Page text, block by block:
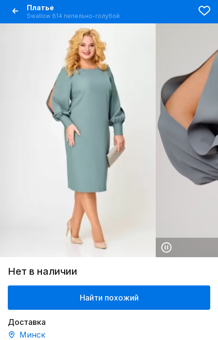
Платье
Swallow 614 пепельно-голубой
Нет в наличии
Найти похожий
Доставка
Минск